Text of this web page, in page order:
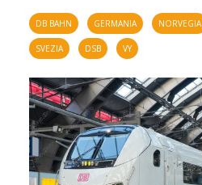
DB BAHN GERMANIA NORVEGIA
SVEZIA DSB VY